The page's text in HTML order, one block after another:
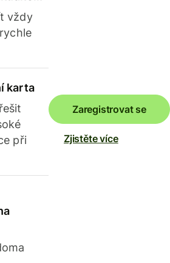
vždy
karta
při
Zaregistrovat se
Zjistěte více